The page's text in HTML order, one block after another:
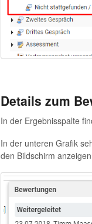
Details zum
In der Ergebnisspalte
In der unteren Grafik
den Bildschirm